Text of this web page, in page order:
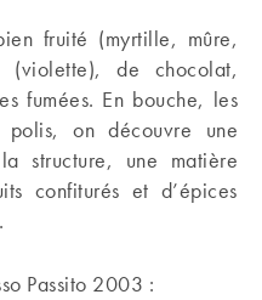
fruité (myrtille, mûre,
(violette), de chocolat,
fumées. En bouche, les
polis, on découvre une
structure, une matière
confiturés et d’épices
Passito 2003 :